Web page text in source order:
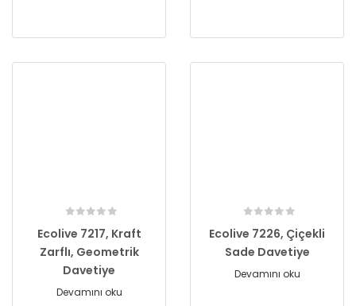
Ecolive 7217, Kraft
Zarflı, Geometrik
Davetiye
Devamını oku
Ecolive 7226, Çiçekli
Sade Davetiye
Devamını oku